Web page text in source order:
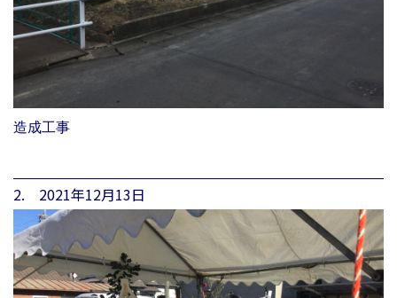
造成工事
2. 2021年12月13日